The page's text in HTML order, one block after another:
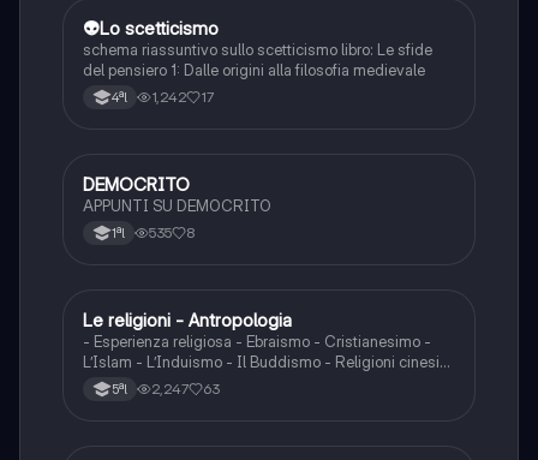
Filosofia
👽Lo scetticismo
schema riassuntivo sullo scetticismo libro: Le sfide
del pensiero 1: Dalle origini alla filosofia medievale
4ªl 1,242 17
Filosofia
DEMOCRITO
APPUNTI SU DEMOCRITO
1ªl 535 8
S.umane
Le religioni - Antropologia
- Esperienza religiosa - Ebraismo - Cristianesimo -
L’Islam - L’Induismo - Il Buddismo - Religioni cinesi
(Taoismo, Confucianesimo, Buddismo) - Lo Shinto -
Religioni dell’Asia, dell’Oceania e dell’Africa
5ªl 2,247 63